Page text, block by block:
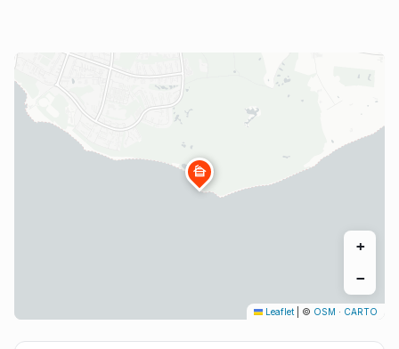
cabin
+
−
Leaflet © OSM · CARTO